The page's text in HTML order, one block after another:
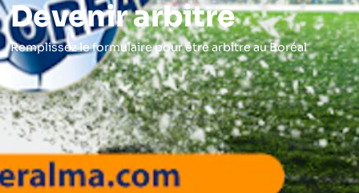
Devenir arbitre
Remplissez le formulaire pour être arbitre au Boréal